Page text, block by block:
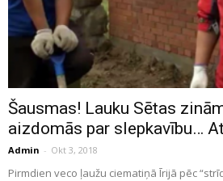
Šausmas! Lauku Sētas
aizdomās par slepkavību…
Admin - Okt 3, 2018
Pirmdien veco ļaužu ciematiņā Īrijā pēc